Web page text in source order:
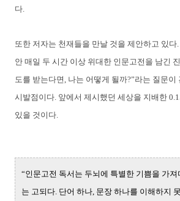
다.
또한 저자는 천재들을 만날 것을 제안하고 있다
안 매일 두 시간 이상 위대한 인문고전을 남긴
도를 받는다면, 나는 어떻게 될까?”라는 질문
시발점이다. 앞에서 제시했던 세상을 지배한
있을 것이다.
“인문고전 독서는 두뇌에 특별한 기쁨을 가져
는 고되다. 단어 하나, 문장 하나를 이해하지